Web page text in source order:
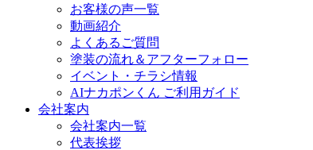
お客様の声一覧
動画紹介
よくあるご質問
塗装の流れ＆アフターフォロー
イベント・チラシ情報
AIナカポンくん ご利用ガイド
会社案内
会社案内一覧
代表挨拶